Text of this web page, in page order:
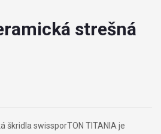
strešná
swissporTON TITANIA je